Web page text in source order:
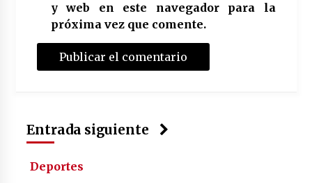
y web en este navegador para la
próxima vez que comente.
Entrada siguiente
Deportes